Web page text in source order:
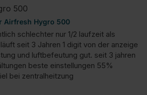
500
Airfresh Hygro 500
schlechter nur 1/2 laufzeit als
seit 3 Jahren 1 digit von der anzeige
und luftbefeutung gut. seit 3 jahren
beste einstellungen 55%
bei zentralheitzung